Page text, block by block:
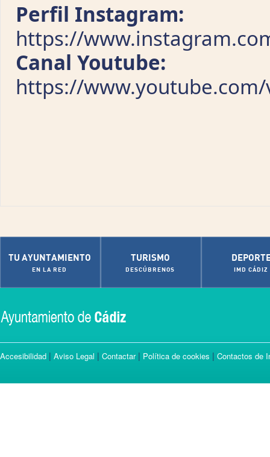
Perfil Instagram:
https://
Canal Youtube:
https://
TU AYUNTAMIENTO
EN LA RED
TURISMO
DESCÚBRENOS IMD CÁDIZ
Accesibilidad | Aviso Legal | Contactar| Política de cookies | Contactos de